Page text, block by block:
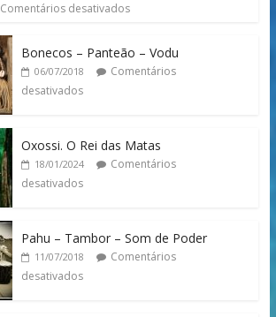
Comentários desativados
Bonecos – Panteão – Vodu
06/07/2018
Comentários
desativados
Oxossi. O Rei das Matas
18/01/2024
Comentários
desativados
Pahu – Tambor – Som de Poder
11/07/2018
Comentários
desativados